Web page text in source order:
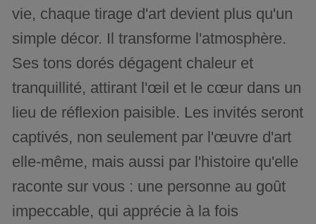
vie, chaque tirage d'art devient plus qu'un
simple décor. Il transforme l'atmosphère.
Ses tons dorés dégagent chaleur et
tranquillité, attirant l'œil et le cœur dans un
lieu de réflexion paisible. Les invités seront
captivés, non seulement par l'œuvre d'art
elle-même, mais aussi par l'histoire qu'elle
raconte sur vous : une personne au goût
impeccable, qui apprécie à la fois